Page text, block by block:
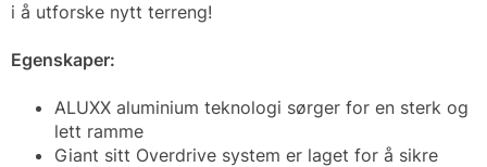
i å utforske nytt terreng!
Egenskaper:
ALUXX aluminium teknologi sørger for en sterk og
lett ramme
Giant sitt Overdrive system er laget for å sikre